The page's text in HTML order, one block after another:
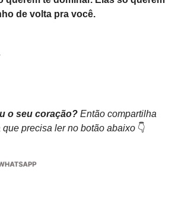
de volta pra você.
o seu coração? Então compartilha
precisa ler no botão abaixo 👇